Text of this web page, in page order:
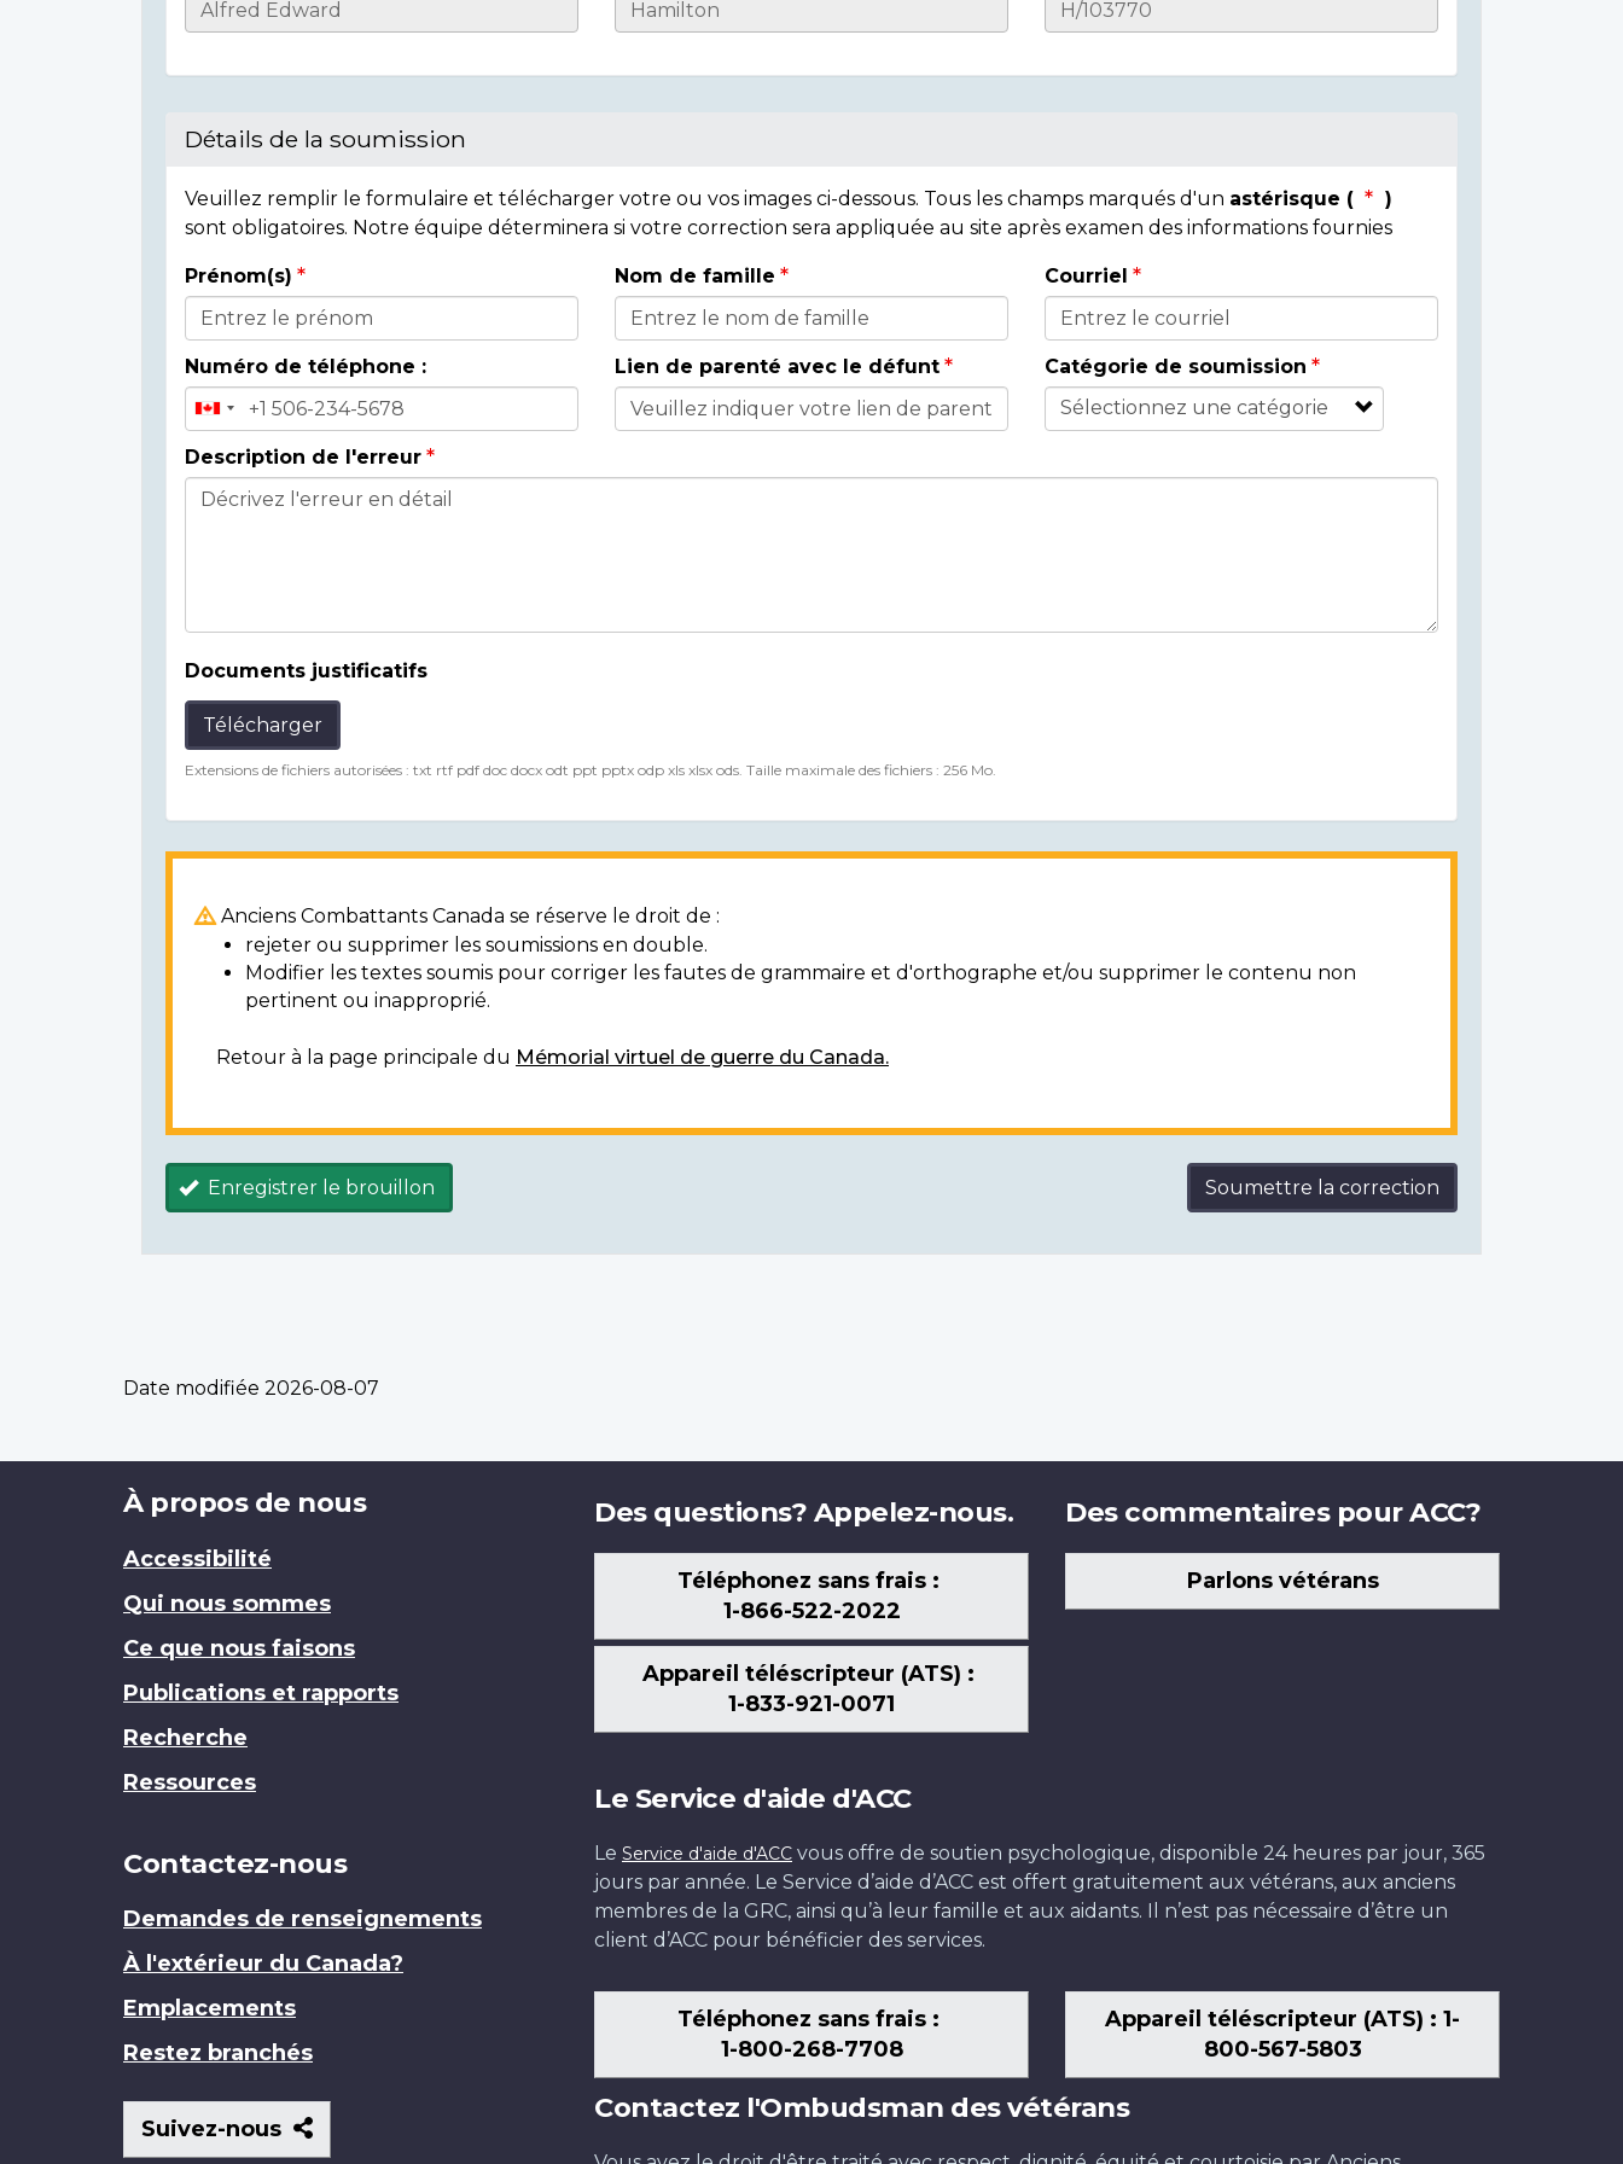
Casualty
Détails de la soumission
Veuillez remplir le formulaire et télécharger votre ou vos images ci-dessous. Tous les champs marqués d'un astérisque (
)
sont obligatoires. Notre équipe déterminera si votre correction sera appliquée au site après examen des informations fournies
Donor
Details
Prénom(s) Nom de famille Courriel
Numéro de téléphone : Lien de parenté avec le défunt Catégorie de soumission
Description de l'erreur
Documents justificatifs
Télécharger
Extensions de fichiers autorisées : txt rtf pdf doc docx odt ppt pptx odp xls xlsx ods. Taille maximale des fichiers : 256 Mo.
Anciens Combattants Canada se réserve le droit de :
rejeter ou supprimer les soumissions en double.
Modifier les textes soumis pour corriger les fautes de grammaire et d'orthographe et/ou supprimer le contenu non
pertinent ou inapproprié.
Retour à la page principale du Mémorial virtuel de guerre du Canada.
Enregistrer le brouillon Soumettre la correction
Date modifiée 2026-08-07
Brand
À propos de nous
Accessibilité
Qui nous sommes
Ce que nous faisons
Publications et rapports
Recherche
Ressources
Contactez-nous
Demandes de renseignements
À l'extérieur du Canada?
Emplacements
Restez branchés
Suivez-nous
Suivez-
nous
Des questions? Appelez-nous.
Téléphonez sans frais :
1-866-522-2022
Appareil téléscripteur (ATS) :
1-833-921-0071
Des commentaires pour ACC?
Parlons vétérans
Le Service d'aide d'ACC
Le Service d'aide d'ACC vous offre de soutien psychologique, disponible 24 heures par jour, 365
jours par année. Le Service d’aide d’ACC est offert gratuitement aux vétérans, aux anciens
membres de la GRC, ainsi qu’à leur famille et aux aidants. Il n’est pas nécessaire d’être un
client d’ACC pour bénéficier des services.
Téléphonez sans frais :
1-800-268-7708
Appareil téléscripteur (ATS) : 1-
800-567-5803
Contactez l'Ombudsman des vétérans